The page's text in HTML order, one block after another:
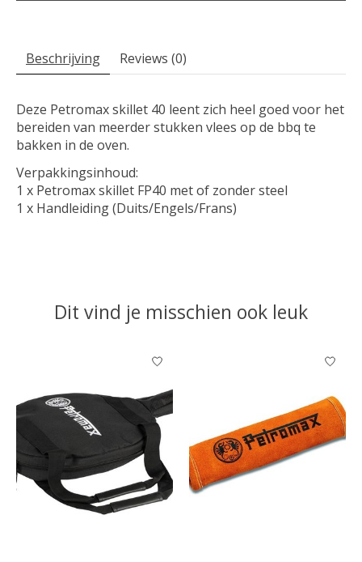
Beschrijving Reviews (0)
Deze Petromax skillet 40 leent zich heel goed voor het
bereiden van meerder stukken vlees op de bbq te
bakken in de oven.
Verpakkingsinhoud:
1 x Petromax skillet FP40 met of zonder steel
1 x Handleiding (Duits/Engels/Frans)
Dit vind je misschien ook leuk
Items van productcarrousel